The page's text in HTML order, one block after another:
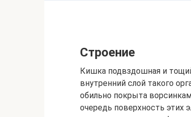
Строение
Кишка подвздошная и
внутренний слой такого
обильно покрыта
очередь поверхность этих